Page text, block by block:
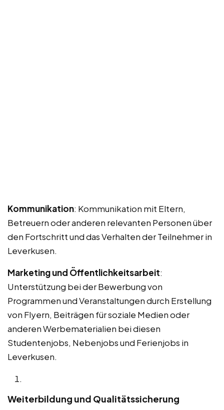
Kommunikation: Kommunikation mit Eltern,
Betreuern oder anderen relevanten Personen über
den Fortschritt und das Verhalten der Teilnehmer in
Leverkusen.
Marketing und Öffentlichkeitsarbeit:
Unterstützung bei der Bewerbung von
Programmen und Veranstaltungen durch Erstellung
von Flyern, Beiträgen für soziale Medien oder
anderen Werbematerialien bei diesen
Studentenjobs, Nebenjobs und Ferienjobs in
Leverkusen.
Weiterbildung und Qualitätssicherung